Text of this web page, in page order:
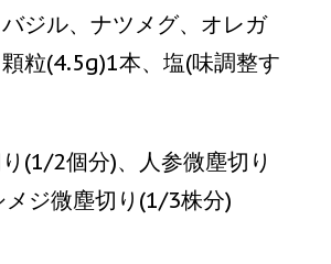
ジル、ナツメグ、オレガ
粒(4.5g)1本、塩(味調整す
(1/2個分)、人参微塵切り
ジ微塵切り(1/3株分)